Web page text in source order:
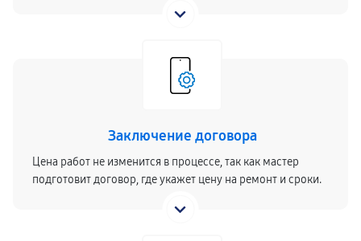
Заключение договора
Цена работ не изменится в процессе, так как мастер
подготовит договор, где укажет цену на ремонт и сроки.